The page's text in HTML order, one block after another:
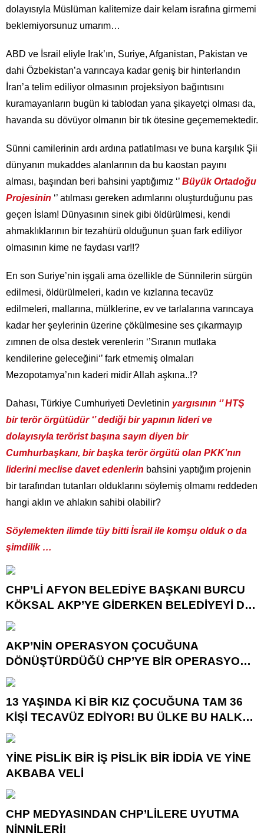
dolayısıyla Müslüman kalitemize dair kelam israfına girmemi
beklemiyorsunuz umarım…
ABD ve İsrail eliyle Irak’ın, Suriye, Afganistan, Pakistan ve
dahi Özbekistan’a varıncaya kadar geniş bir hinterlandın
İran’a telim ediliyor olmasının projeksiyon bağıntısını
kuramayanların bugün ki tablodan yana şikayetçi olması da,
havanda su dövüyor olmanın bir tık ötesine geçememektedir.
Sünni camilerinin ardı ardına patlatılması ve buna karşılık Şii
dünyanın mukaddes alanlarının da bu kaostan payını
alması, başından beri bahsini yaptığımız ‘’ Büyük Ortadoğu
Projesinin ‘’ atılması gereken adımlarını oluşturduğunu pas
geçen İslam! Dünyasının sinek gibi öldürülmesi, kendi
ahmaklıklarının bir tezahürü olduğunun şuan fark ediliyor
olmasının kime ne faydası var!!?
En son Suriye’nin işgali ama özellikle de Sünnilerin sürgün
edilmesi, öldürülmeleri, kadın ve kızlarına tecavüz
edilmeleri, mallarına, mülklerine, ev ve tarlalarına varıncaya
kadar her şeylerinin üzerine çökülmesine ses çıkarmayıp
zımnen de olsa destek verenlerin ‘’Sıranın mutlaka
kendilerine geleceğini‘’ fark etmemiş olmaları
Mezopotamya’nın kaderi midir Allah aşkına..!?
Dahası, Türkiye Cumhuriyeti Devletinin yargısının ‘’ HTŞ
bir terör örgütüdür ‘’ dediği bir yapının lideri ve
dolayısıyla terörist başına sayın diyen bir
Cumhurbaşkanı, bir başka terör örgütü olan PKK’nın
liderini meclise davet edenlerin bahsini yaptığım projenin
bir tarafından tutanları olduklarını söylemiş olmamı reddeden
hangi aklın ve ahlakın sahibi olabilir?
Söylemekten ilimde tüy bitti İsrail ile komşu olduk o da
şimdilik …
CHP’Lİ AFYON BELEDİYE BAŞKANI BURCU
KÖKSAL AKP’YE GİDERKEN BELEDİYEYİ DE
GÖTÜRÜYOR!
AKP’NİN OPERASYON ÇOCUĞUNA
DÖNÜŞTÜRDÜĞÜ CHP’YE BİR OPERASYON
DAHA!
13 YAŞINDA Kİ BİR KIZ ÇOCUĞUNA TAM 36
KİŞİ TECAVÜZ EDİYOR! BU ÜLKE BU HALK
NEREYE SAVRULDU NASIL SAVRULDU!
YİNE PİSLİK BİR İŞ PİSLİK BİR İDDİA VE YİNE
AKBABA VELİ
CHP MEDYASINDAN CHP’LİLERE UYUTMA
NİNNİLERİ!